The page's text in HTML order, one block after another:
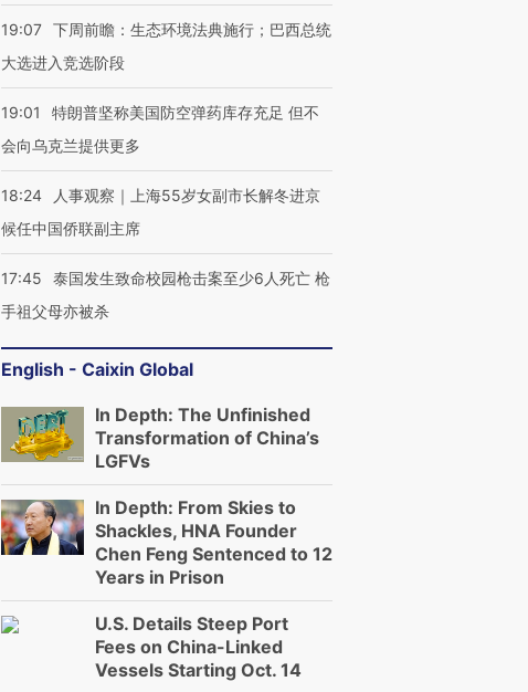
19:07 下周前瞻：生态环境法典施行；巴西总统
大选进入竞选阶段
19:01
特朗普坚称美国防空弹药库存充足 但不
会向乌克兰提供更多
18:24
人事观察｜上海55岁女副市长解冬进京
候任中国侨联副主席
17:45
泰国发生致命校园枪击案至少6人死亡 枪
手祖父母亦被杀
English - Caixin Global
In Depth: The Unfinished
Transformation of China’s
LGFVs
In Depth: From Skies to
Shackles, HNA Founder
Chen Feng Sentenced to 12
Years in Prison
U.S. Details Steep Port
Fees on China-Linked
Vessels Starting Oct. 14